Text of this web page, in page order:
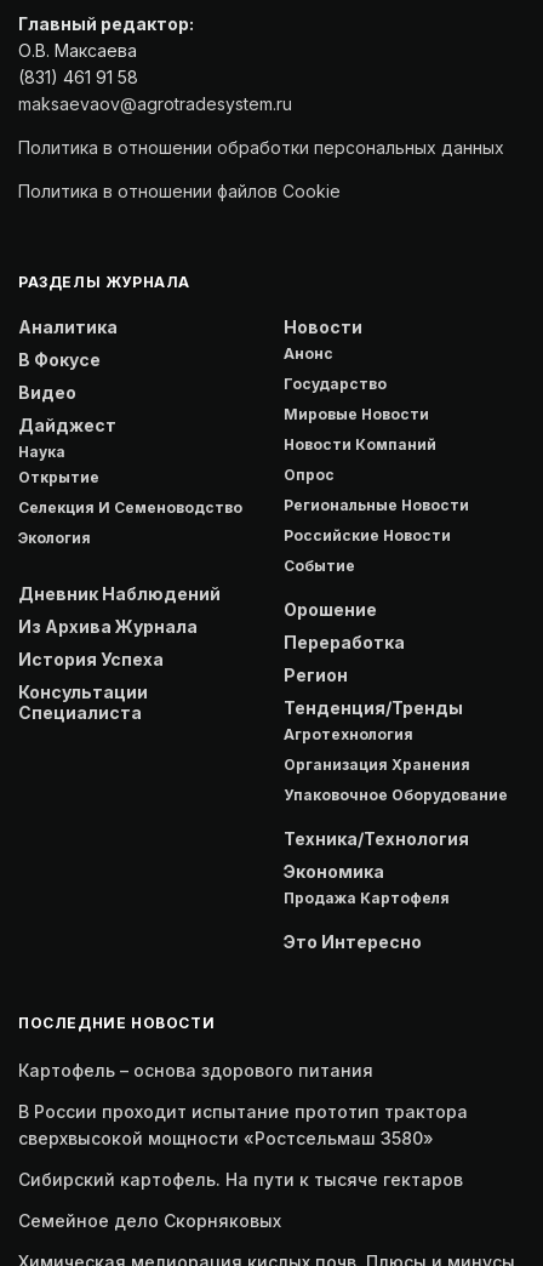
Главный редактор:
О.В. Максаева
(831) 461 91 58
maksaevaov@agrotradesystem.ru
Политика в отношении обработки персональных данных
Политика в отношении файлов Cookie
РАЗДЕЛЫ ЖУРНАЛА
Аналитика
В Фокусе
Видео
Дайджест
Наука
Открытие
Селекция И Семеноводство
Экология
Дневник Наблюдений
Из Архива Журнала
История Успеха
Консультации
Специалиста
Новости
Анонс
Государство
Мировые Новости
Новости Компаний
Опрос
Региональные Новости
Российские Новости
Событие
Орошение
Переработка
Регион
Тенденция/Тренды
Агротехнология
Организация Хранения
Упаковочное Оборудование
Техника/Технология
Экономика
Продажа Картофеля
Это Интересно
ПОСЛЕДНИЕ НОВОСТИ
Картофель – основа здорового питания
В России проходит испытание прототип трактора
сверхвысокой мощности «Ростсельмаш 3580»
Сибирский картофель. На пути к тысяче гектаров
Семейное дело Скорняковых